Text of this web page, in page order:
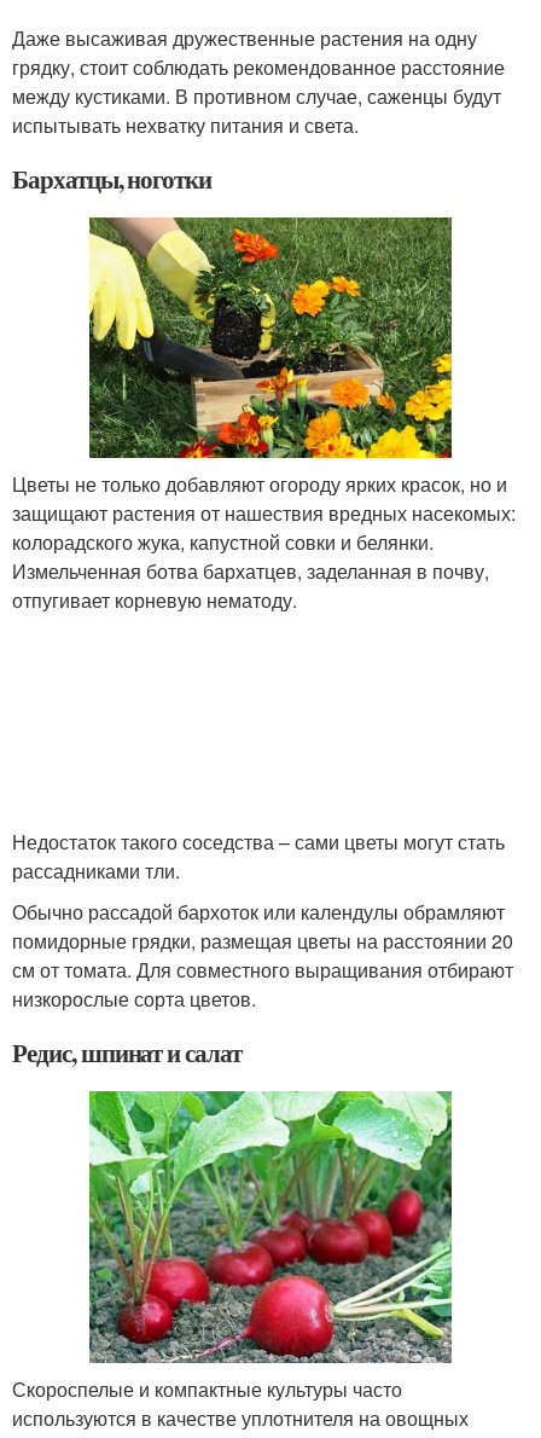
Даже высаживая дружественные растения на одну
грядку, стоит соблюдать рекомендованное расстояние
между кустиками. В противном случае, саженцы будут
испытывать нехватку питания и света.
Бархатцы, ноготки
Цветы не только добавляют огороду ярких красок, но и
защищают растения от нашествия вредных насекомых:
колорадского жука, капустной совки и белянки.
Измельченная ботва бархатцев, заделанная в почву,
отпугивает корневую нематоду.
Недостаток такого соседства – сами цветы могут стать
рассадниками тли.
Обычно рассадой бархоток или календулы обрамляют
помидорные грядки, размещая цветы на расстоянии 20
см от томата. Для совместного выращивания отбирают
низкорослые сорта цветов.
Редис, шпинат и салат
Скороспелые и компактные культуры часто
используются в качестве уплотнителя на овощных